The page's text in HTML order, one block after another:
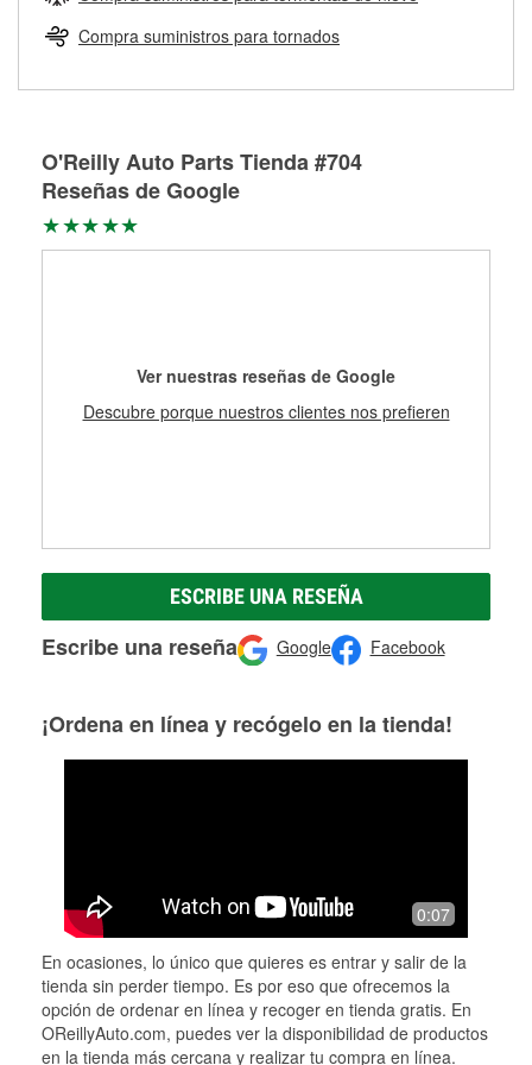
Herramientas de O'Reilly
pueden ser reutilizados, podemos ayudarte a encontrar las
partes de reemplazo correctas para tu reparación.
Rectificación de tambores y discos de freno
Compra suministros para tornados
O'Reilly Auto Parts Tienda #704
Reseñas de Google
Ver nuestras reseñas de Google
Descubre porque nuestros clientes nos prefieren
ESCRIBE UNA RESEÑA
Escribe una reseña Google Facebook
¡Ordena en línea y recógelo en la tienda!
0:07
En ocasiones, lo único que quieres es entrar y salir de la
tienda sin perder tiempo. Es por eso que ofrecemos la
opción de ordenar en línea y recoger en tienda gratis. En
OReillyAuto.com, puedes ver la disponibilidad de productos
en la tienda más cercana y realizar tu compra en línea.